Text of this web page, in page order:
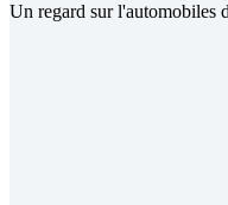
Un regard sur l'automobiles